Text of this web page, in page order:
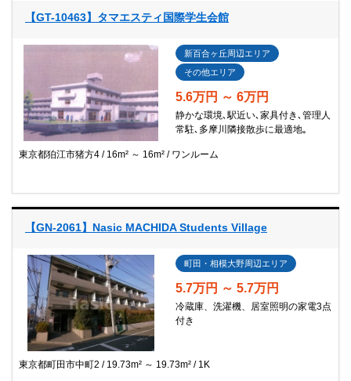
【GT-10463】タマエスティ国際学生会館
新百合ヶ丘周辺エリア
その他エリア
5.6万円 ～ 6万円
静かな環境､駅近い､家具付き､管理人
常駐､多摩川隣接散歩に最適地｡
東京都狛江市猪方4 16m² ～ 16m² ワンルーム
【GN-2061】Nasic MACHIDA Students Village
町田・相模大野周辺エリア
5.7万円 ～ 5.7万円
冷蔵庫、洗濯機、居室照明の家電3点
付き
東京都町田市中町2 19.73m² ～ 19.73m² 1K